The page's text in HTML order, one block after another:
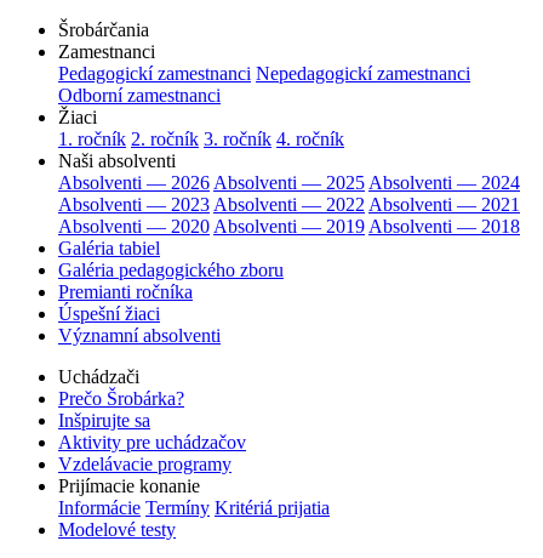
Šrobárčania
Zamestnanci
Pedagogickí zamestnanci Nepedagogickí zamestnanci
Odborní zamestnanci
Žiaci
1. ročník 2. ročník 3. ročník 4. ročník
Naši absolventi
Absolventi — 2026 Absolventi — 2025 Absolventi — 2024
Absolventi — 2023 Absolventi — 2022 Absolventi — 2021
Absolventi — 2020 Absolventi — 2019 Absolventi — 2018
Galéria tabiel
Galéria pedagogického zboru
Premianti ročníka
Úspešní žiaci
Významní absolventi
Uchádzači
Prečo Šrobárka?
Inšpirujte sa
Aktivity pre uchádzačov
Vzdelávacie programy
Prijímacie konanie
Informácie Termíny Kritériá prijatia
Modelové testy